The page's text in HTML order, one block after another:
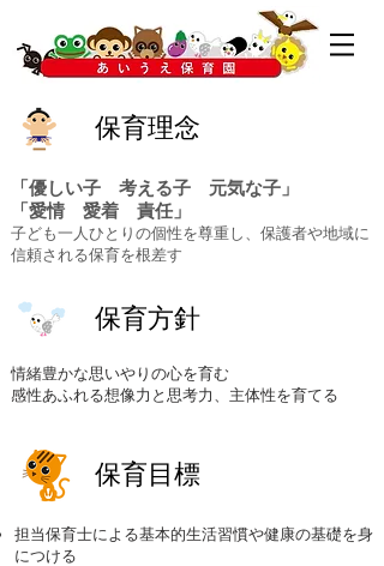
保育理念
「優しい子 考える子 元気な子」
「愛情 愛着 責任」
​子ども一人ひとりの個性を尊重し、保護者や地域に
信頼される保育を根差す
保育方針
情緒豊かな思いやりの心を育む
​感性あふれる想像力と思考力、主体性を育てる
保育目標
担当保育士による基本的生活習慣や健康の基礎を身
につける